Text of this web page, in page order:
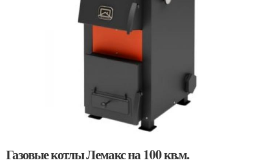
Газовые котлы Лемакс на 100 кв.м.